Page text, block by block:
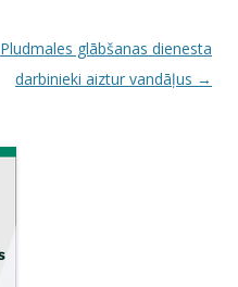
Pludmales glābšanas dienesta
darbinieki aiztur vandāļus →